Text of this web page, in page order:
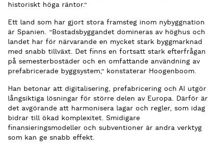
historiskt höga räntor.”
Ett land som har gjort stora framsteg inom nybyggnation
är Spanien. ”Bostadsbyggandet domineras av höghus och
landet har för närvarande en mycket stark byggmarknad
med snabb tillväxt. Det finns en fortsatt stark efterfrågan
på semesterbostäder och en omfattande användning av
prefabricerade byggsystem,” konstaterar Hoogenboom.
Han betonar att digitalisering, prefabricering och AI utgör
långsiktiga lösningar för större delen av Europa. Därför är
det avgörande att harmonisera lagar och regler, som idag
bidrar till ökad komplexitet. Smidigare
finansieringsmodeller och subventioner är andra verktyg
som kan ge snabb effekt.